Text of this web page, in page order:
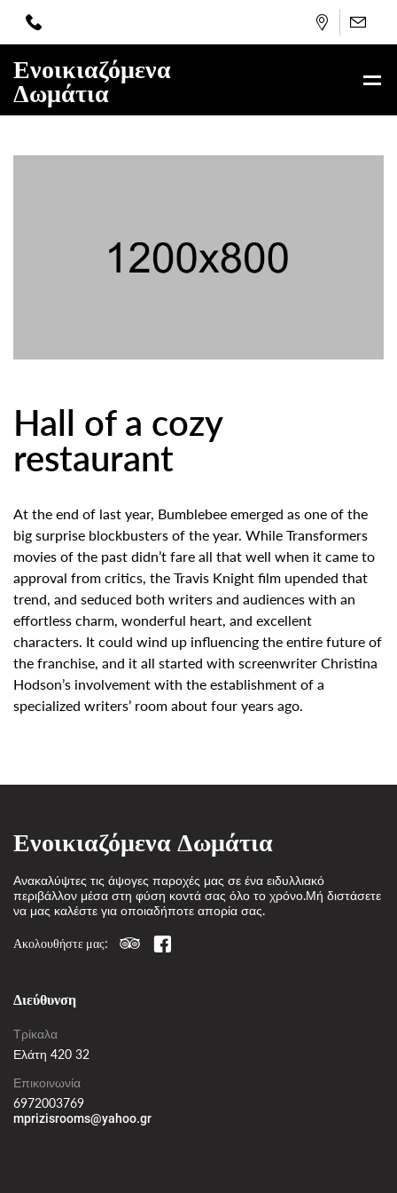
Ενοικιαζόμενα
Δωμάτια
Hall of a cozy
restaurant
At the end of last year, Bumblebee emerged as one of the
big surprise blockbusters of the year. While Transformers
movies of the past didn’t fare all that well when it came to
approval from critics, the Travis Knight film upended that
trend, and seduced both writers and audiences with an
effortless charm, wonderful heart, and excellent
characters. It could wind up influencing the entire future of
the franchise, and it all started with screenwriter Christina
Hodson’s involvement with the establishment of a
specialized writers’ room about four years ago.
Ενοικιαζόμενα Δωμάτια
Ανακαλύψτες τις άψογες παροχές μας σε ένα ειδυλλιακό
περιβάλλον μέσα στη φύση κοντά σας όλο το χρόνο.Μή διστάσετε
να μας καλέστε για οποιαδήποτε απορία σας.
Ακολουθήστε μας:
Διεύθυνση
Τρίκαλα
Ελάτη 420 32
Επικοινωνία
6972003769
mprizisrooms@yahoo.gr